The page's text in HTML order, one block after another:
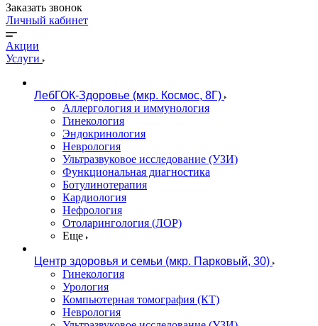
Заказать звонок
Личный кабинет
Акции
Услуги
ЛебГОК-Здоровье (мкр. Космос, 8Г)
Аллергология и иммунология
Гинекология
Эндокринология
Неврология
Ультразвуковое исследование (УЗИ)
Функциональная диагностика
Ботулинотерапия
Кардиология
Нефрология
Отоларингология (ЛОР)
Еще
Центр здоровья и семьи (мкр. Парковый, 30)
Гинекология
Урология
Компьютерная томография (КТ)
Неврология